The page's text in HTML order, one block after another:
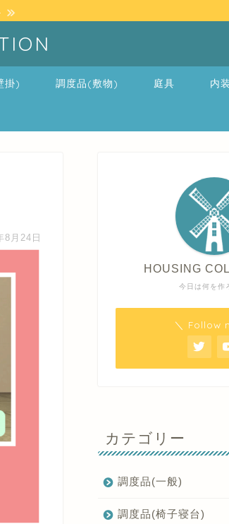
掛) 調度品(敷物) 庭具 内
月24日
今日は何を作
HOUSING
＼ Follow
カテゴリー
調度品(一般)
調度品(椅子寝台)